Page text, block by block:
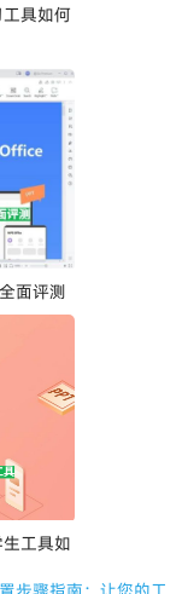
具如何
面评测
工具如